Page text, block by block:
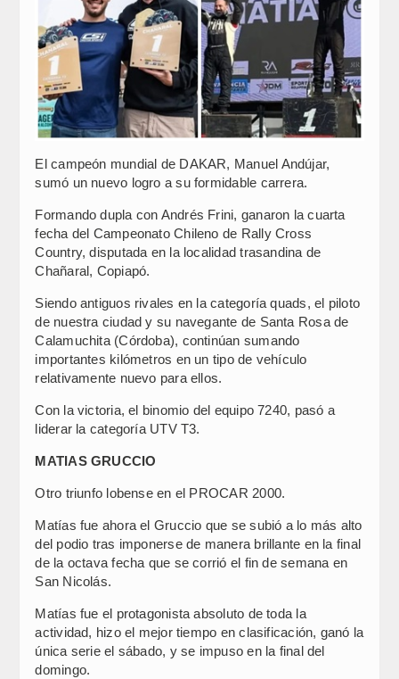
El campeón mundial de DAKAR, Manuel Andújar,
sumó un nuevo logro a su formidable carrera.
Formando dupla con Andrés Frini, ganaron la cuarta
fecha del Campeonato Chileno de Rally Cross
Country, disputada en la localidad trasandina de
Chañaral, Copiapó.
Siendo antiguos rivales en la categoría quads, el piloto
de nuestra ciudad y su navegante de Santa Rosa de
Calamuchita (Córdoba), continúan sumando
importantes kilómetros en un tipo de vehículo
relativamente nuevo para ellos.
Con la victoria, el binomio del equipo 7240, pasó a
liderar la categoría UTV T3.
MATIAS GRUCCIO
Otro triunfo lobense en el PROCAR 2000.
Matías fue ahora el Gruccio que se subió a lo más alto
del podio tras imponerse de manera brillante en la final
de la octava fecha que se corrió el fin de semana en
San Nicolás.
Matías fue el protagonista absoluto de toda la
actividad, hizo el mejor tiempo en clasificación, ganó la
única serie el sábado, y se impuso en la final del
domingo.